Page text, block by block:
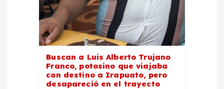
Buscan a Luis Alberto Trujano
Franco, potosino que viajaba
con destino a Irapuato, pero
desapareció en el trayecto